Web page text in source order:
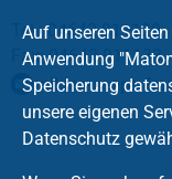
Tel.: 04642 911129
Fax: 04642 911133
niklas-
Auf unseren
Anwendung
Speicherung
unsere eigenen
Datenschutz